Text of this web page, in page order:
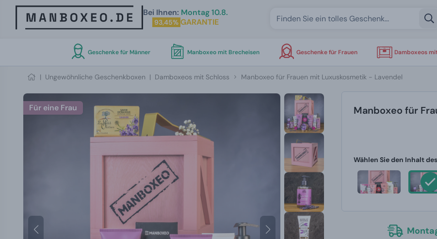
Bei Ihnen: Montag 10.8.
93,45% GARANTIE
Geschenke für Männer Manboxeo mit Brecheisen Geschenke für Frauen Damboxeos
| Ungewöhnliche Geschenkboxen | Damboxeos mit Schloss Manboxeo für Frauen mit Luxuskosmetik - Lavendel
Für eine Frau
Manboxeo für
Wählen Sie den Inhalt